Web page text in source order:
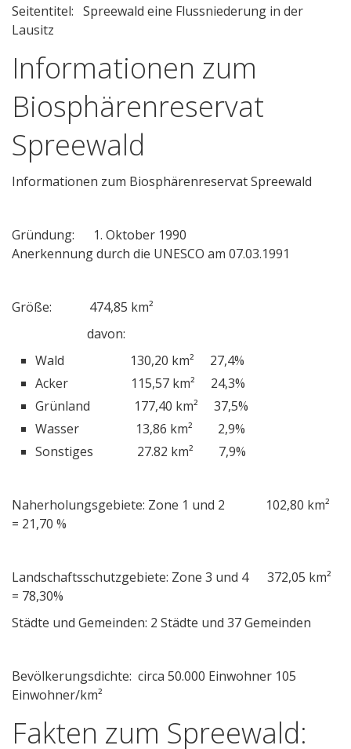
Seitentitel: Spreewald eine Flussniederung in der
Lausitz
Informationen zum
Biosphärenreservat
Spreewald
Informationen zum Biosphärenreservat Spreewald
Gründung: 1. Oktober 1990
Anerkennung durch die UNESCO am 07.03.1991
Größe: 474,85 km²
davon:
Wald 130,20 km² 27,4%
Acker 115,57 km² 24,3%
Grünland 177,40 km² 37,5%
Wasser 13,86 km² 2,9%
Sonstiges 27.82 km² 7,9%
Naherholungsgebiete: Zone 1 und 2 102,80 km²
= 21,70 %
Landschaftsschutzgebiete: Zone 3 und 4 372,05 km²
= 78,30%
Städte und Gemeinden: 2 Städte und 37 Gemeinden
Bevölkerungsdichte: circa 50.000 Einwohner 105
Einwohner/km²
Fakten zum Spreewald: